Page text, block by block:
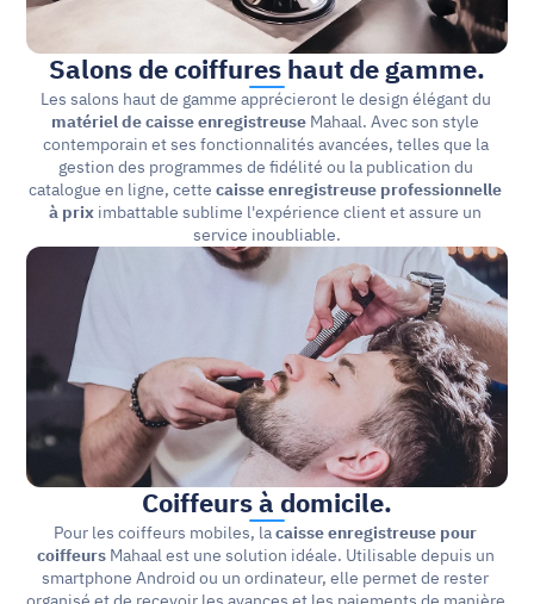
Salons de coiffures haut de gamme.
matériel de caisse enregistreuse Mahaal. Avec son style
contemporain et ses fonctionnalités avancées, telles que la
gestion des programmes de fidélité ou la publication du
catalogue en ligne, cette caisse enregistreuse professionnelle
à prix imbattable sublime l'expérience client et assure un
service inoubliable.
Coiffeurs à domicile.
Pour les coiffeurs mobiles, la caisse enregistreuse pour
coiffeurs Mahaal est une solution idéale. Utilisable depuis un
smartphone Android ou un ordinateur, elle permet de rester